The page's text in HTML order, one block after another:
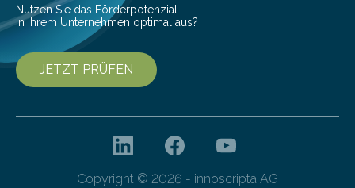
Nutzen Sie das Förderpotenzial
in Ihrem Unternehmen optimal aus?
JETZT PRÜFEN
Copyright © 2026 - innoscripta AG